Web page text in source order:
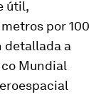
útil,
por 100
detallada a
Mundial